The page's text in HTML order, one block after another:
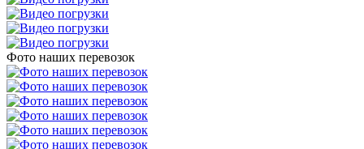
Фото наших перевозок